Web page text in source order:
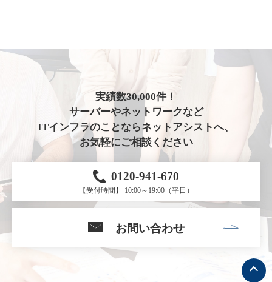
実績数30,000件！
サーバーやネットワークなど
ITインフラのことならネットアシストへ、
お気軽にご相談ください
0120-941-670
【受付時間】 10:00～19:00（平日）
お問い合わせ
ト
ッ